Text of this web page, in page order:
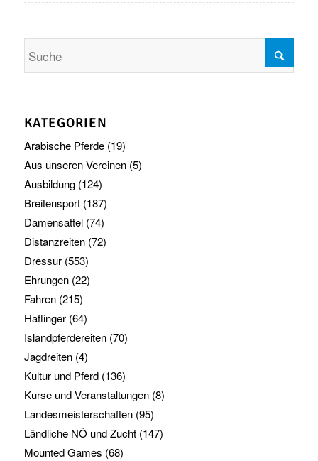
KATEGORIEN
Arabische Pferde(19)
Aus unseren Vereinen(5)
Ausbildung(124)
Breitensport(187)
Damensattel(74)
Distanzreiten(72)
Dressur(553)
Ehrungen(22)
Fahren(215)
Haflinger(64)
Islandpferdereiten(70)
Jagdreiten(4)
Kultur und Pferd(136)
Kurse und Veranstaltungen(8)
Landesmeisterschaften(95)
Ländliche NÖ und Zucht(147)
Mounted Games (68)